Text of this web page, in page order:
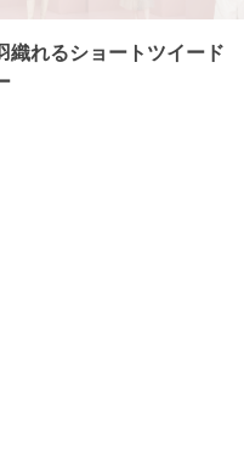
織れるショートツイード